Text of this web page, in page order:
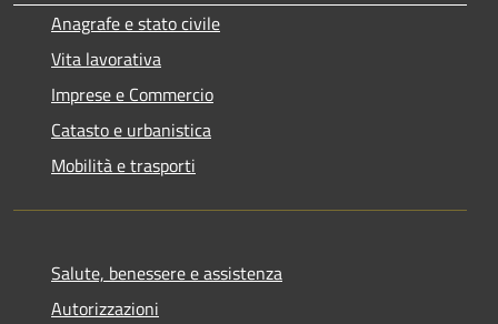
Anagrafe e stato civile
Vita lavorativa
Imprese e Commercio
Catasto e urbanistica
Mobilità e trasporti
Salute, benessere e assistenza
Autorizzazioni